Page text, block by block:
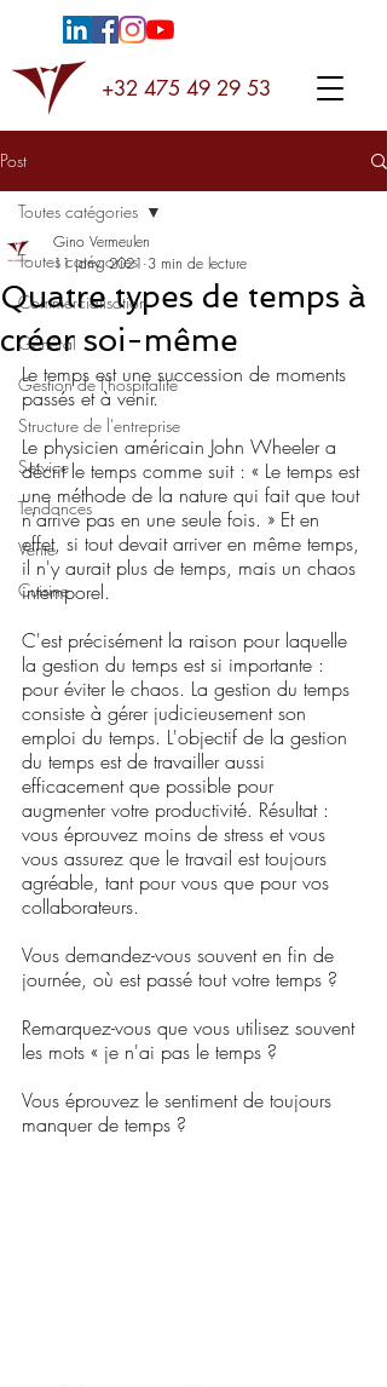
+32 475 49 29 53
Post
Toutes catégories
Commercialisation
Général
Gestion de l'hospitalité
Structure de l'entreprise
Service
Tendances
Vente
Cuisine
Toutes catégories
Quatre types de temps à
créer soi-même
Gino Vermeulen
11 janv. 2021 3 min de lecture
Le temps est une succession de moments
passés et à venir.
Le physicien américain John Wheeler a
décrit le temps comme suit : « Le temps est
une méthode de la nature qui fait que tout
n'arrive pas en une seule fois. » Et en
effet, si tout devait arriver en même temps,
il n'y aurait plus de temps, mais un chaos
intemporel.
C'est précisément la raison pour laquelle
la gestion du temps est si importante :
pour éviter le chaos. La gestion du temps
consiste à gérer judicieusement son
emploi du temps. L'objectif de la gestion
du temps est de travailler aussi
efficacement que possible pour
augmenter votre productivité. Résultat :
vous éprouvez moins de stress et vous
vous assurez que le travail est toujours
agréable, tant pour vous que pour vos
collaborateurs.
Vous demandez-vous souvent en fin de
journée, où est passé tout votre temps ?
Remarquez-vous que vous utilisez souvent
les mots « je n'ai pas le temps ?
Vous éprouvez le sentiment de toujours
manquer de temps ?